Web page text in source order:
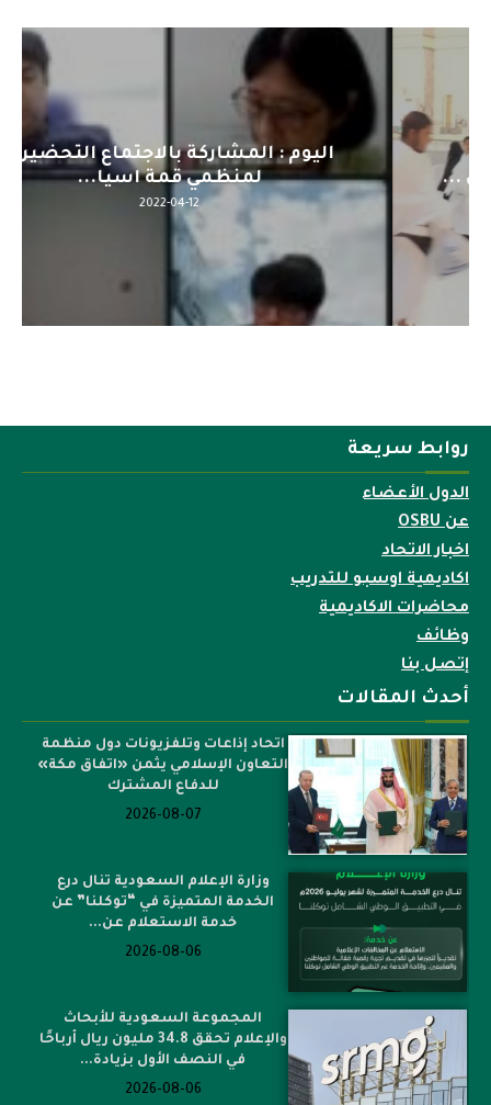
اليوم : المشاركة بالاجتماع التحضيري
لمنظمي قمة اسيا...
روابط سريعة
الدول الأعضاء
عن OSBU
اخبار الاتحاد
اكاديمية اوسبو للتدريب
محاضرات الاكاديمية
وظائف
إتصل بنا
أحدث المقالات
اتحاد إذاعات وتلفزيونات دول منظمة
التعاون الإسلامي يثمن «اتفاق مكة»
للدفاع المشترك
2026-08-07
وزارة الإعلام السعودية تنال درع
الخدمة المتميزة في “توكلنا” عن
خدمة الاستعلام عن...
2026-08-06
المجموعة السعودية للأبحاث
والإعلام تحقق 34.8 مليون ريال أرباحًا
في النصف الأول بزيادة...
2026-08-06